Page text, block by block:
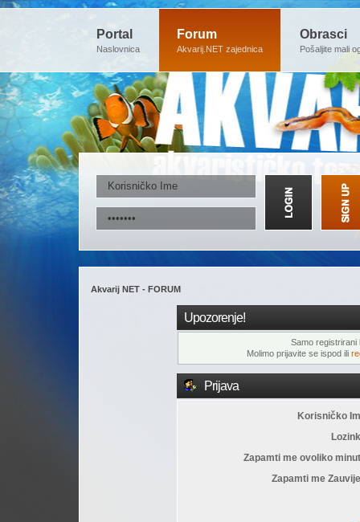
Portal
Naslovnica
Forum
Akvarij.NET zajednica
Obrasci
Pošaljite mali
Akvarij NET - FORUM
Upozorenje!
Samo registrirani
Molimo prijavite se ispod ili
Prijava
Korisničko
Zapamti me ovoliko
Zapamti me